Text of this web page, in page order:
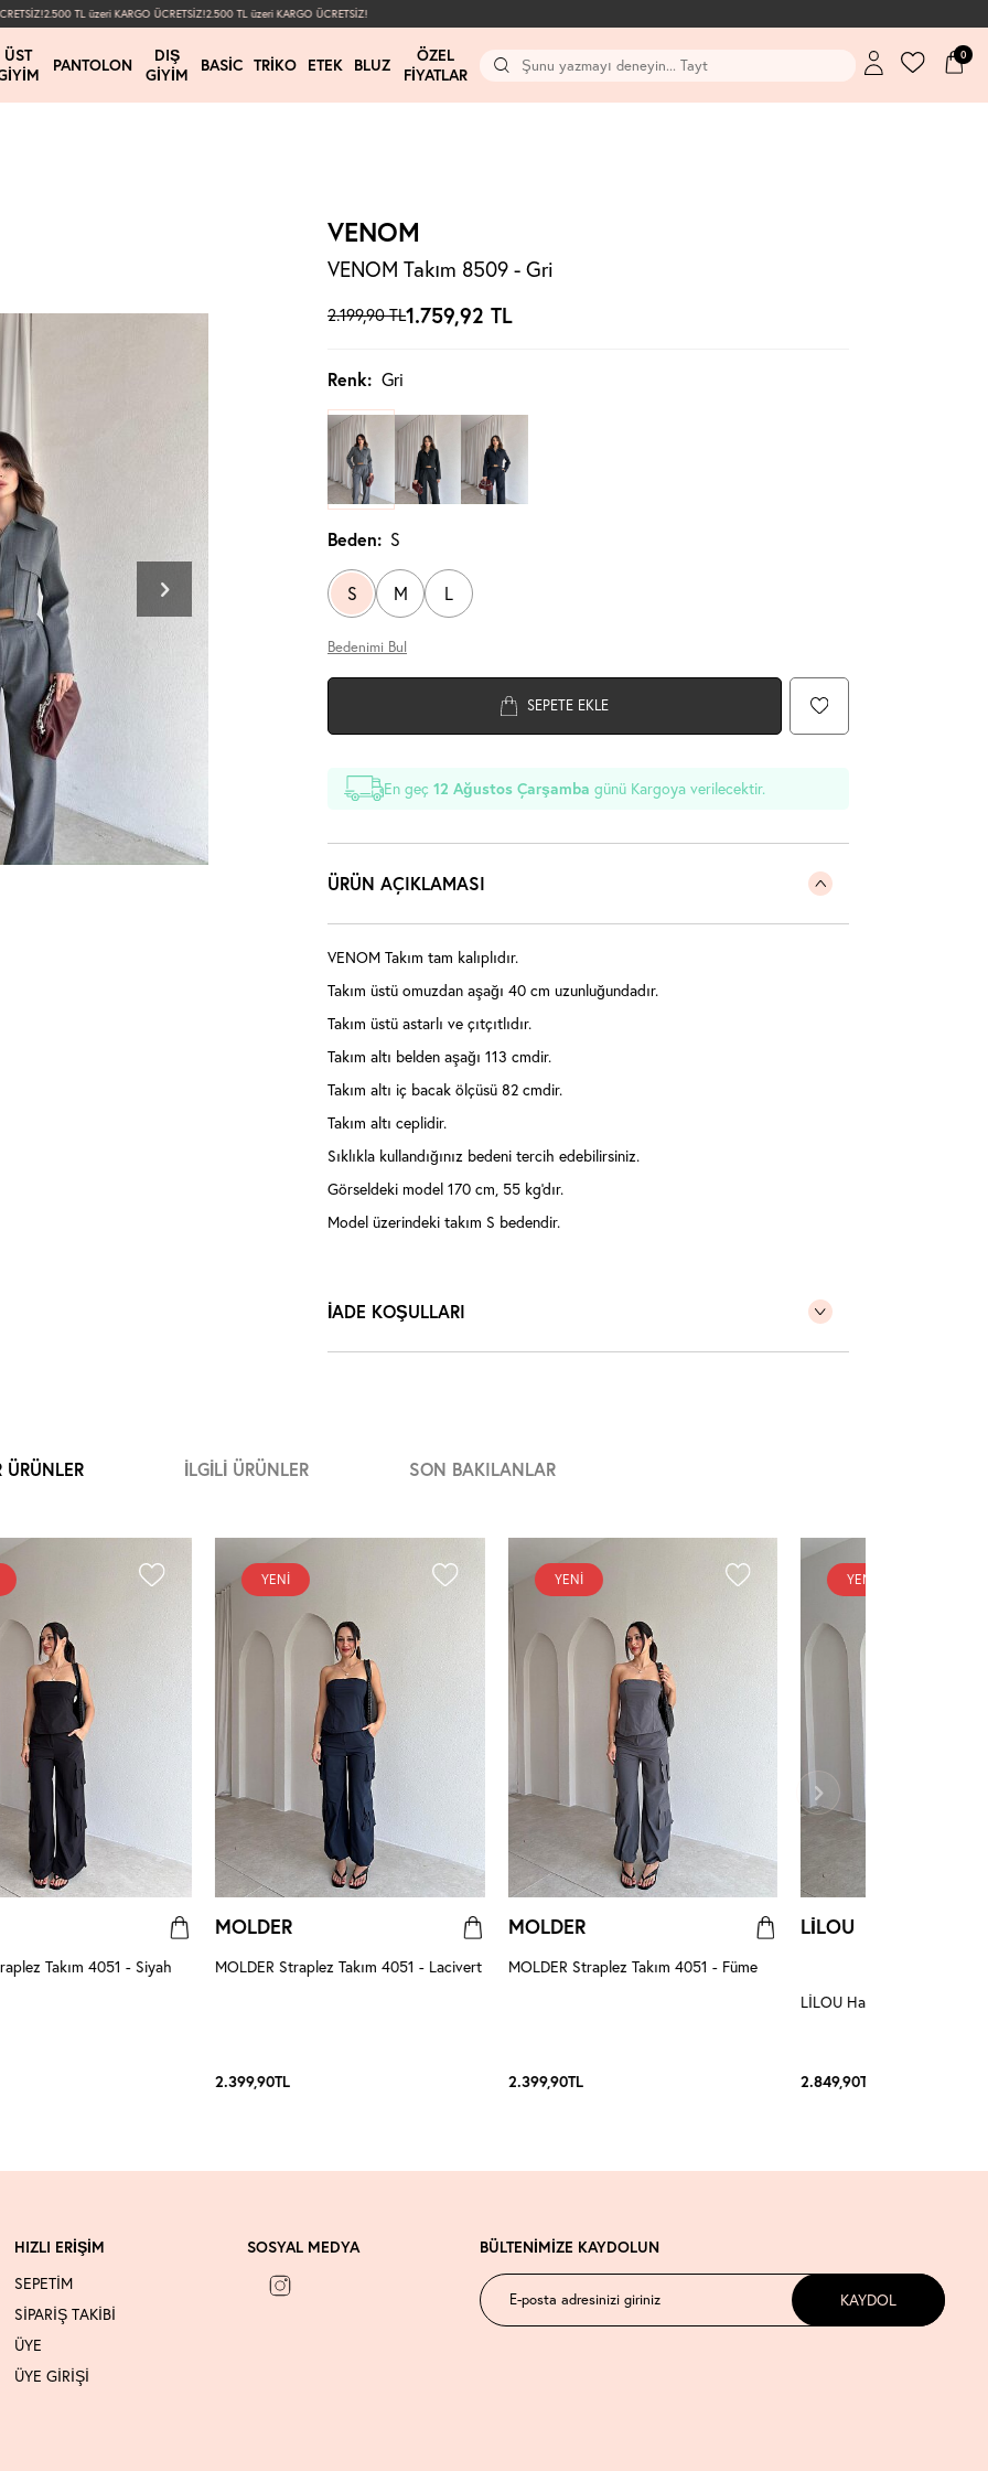
2.500 TL üzeri KARGO ÜCRETSİZ!2.500 TL üzeri KARGO ÜCRETSİZ!
ÜST
PANTOLON
DIŞ
GIYIM
BASIC TRIKO ETEK BLUZ
ÖZEL
FIYATLAR
0
VENOM
VENOM Takım 8509 - Gri
2.199,90TL1.759,92 TL
Renk: Gri
Beden: S
S M L
Bedenimi Bul
SEPETE EKLE
En geç12 Ağustos Çarşamba günü Kargoya verilecektir.
ÜRÜN AÇIKLAMASI
VENOM Takım tam kalıplıdır.
Takım üstü omuzdan aşağı 40 cm uzunluğundadır.
Takım üstü astarlı ve çıtçıtlıdır.
Takım altı belden aşağı 113 cmdir.
Takım altı iç bacak ölçüsü 82 cmdir.
Takım altı ceplidir.
Sıklıkla kullandığınız bedeni tercih edebilirsiniz.
Görseldeki model 170 cm, 55 kg'dır.
Model üzerindeki takım S bedendir.
İADE KOŞULLARI
ÜRÜNLER İLGILI ÜRÜNLER SON BAKILANLAR
Takım 4051 - Siyah
YENI
MOLDER
MOLDER Straplez Takım 4051 - Lacivert
2.399,90TL
YENI
MOLDER
MOLDER Straplez Takım 4051 - Füme
2.399,90TL
YENI
LİLOU
LİLOU Halter Yaka Takım
2.849,90TL
HIZLI ERİŞİM
SEPETİM
SİPARİŞ TAKİBİ
ÜYE
ÜYE GİRİŞİ
SOSYAL MEDYA BÜLTENİMİZE KAYDOLUN
KAYDOL